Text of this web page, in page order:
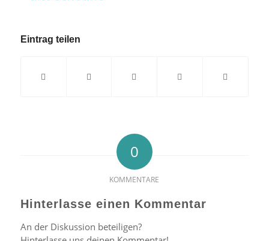
Eintrag teilen
0
KOMMENTARE
Hinterlasse einen Kommentar
An der Diskussion beteiligen?